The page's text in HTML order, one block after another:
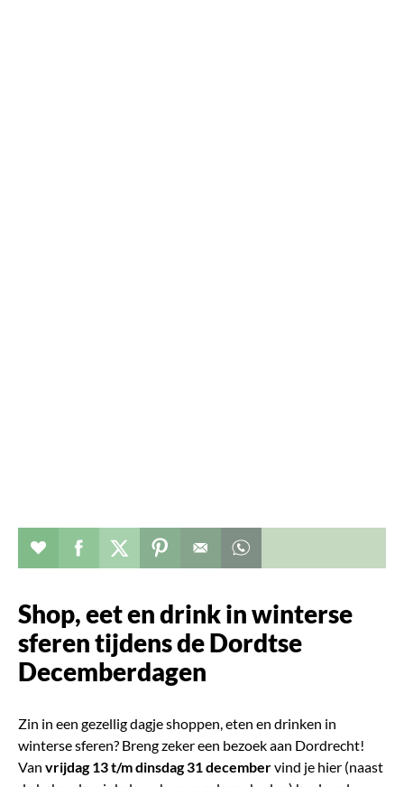
Verhaal toevoegen aan favorieten
Deel dit op facebook
Deel dit op twitter
Deel dit op pinterest
Shop, eet en drink in winterse
sferen tijdens de Dordtse
Decemberdagen
Zin in een gezellig dagje shoppen, eten en drinken in
winterse sferen? Breng zeker een bezoek aan Dordrecht!
Van vrijdag 13 t/m dinsdag 31 decembervind je hier (naast